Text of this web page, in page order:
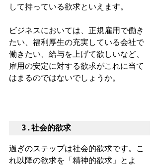
して持っている欲求といえます。
ビジネスにおいては、正規雇用で働き
たい、福利厚生の充実している会社で
働きたい、給与を上げて欲しいなど、
雇用の安定に対する欲求がこれに当て
はまるのではないでしょうか。
3.社会的欲求
過ぎのステップは社会的欲求です。こ
れ以降の欲求を「精神的欲求」とよ